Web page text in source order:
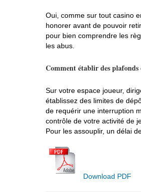
Oui, comme sur tout casino
honorer avant de pouvoir
pour bien comprendre les
les abus.
Comment établir des
Sur votre espace joueur,
établissez des limites de
de requérir une interruption
contrôle de votre activité de
Pour les assouplir, un délai
Download PDF